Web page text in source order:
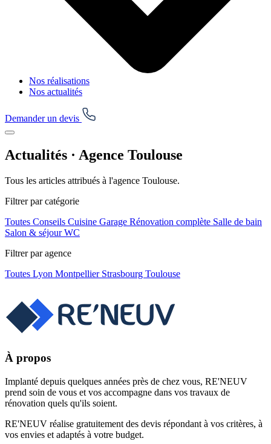
Nos réalisations
Nos actualités
Demander un devis
Actualités · Agence Toulouse
Tous les articles attribués à l'agence Toulouse.
Filtrer par catégorie
Toutes Conseils Cuisine Garage Rénovation complète Salle de bain
Salon & séjourWC
Filtrer par agence
Toutes Lyon Montpellier Strasbourg Toulouse
À propos
Implanté depuis quelques années près de chez vous, RE'NEUV
prend soin de vous et vos accompagne dans vos travaux de
rénovation quels qu'ils soient.
RE'NEUV réalise gratuitement des devis répondant à vos critères, à
vos envies et adaptés à votre budget.